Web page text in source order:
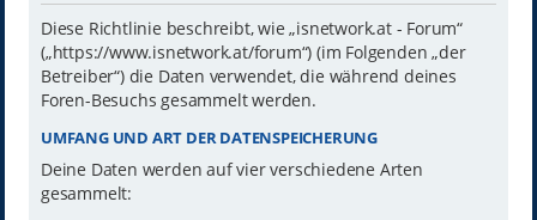
Diese Richtlinie beschreibt, wie „isnetwork.at - Forum“
(„https://www.isnetwork.at/forum“) (im Folgenden „der
Betreiber“) die Daten verwendet, die während deines
Foren-Besuchs gesammelt werden.
UMFANG UND ART DER DATENSPEICHERUNG
Deine Daten werden auf vier verschiedene Arten
gesammelt: